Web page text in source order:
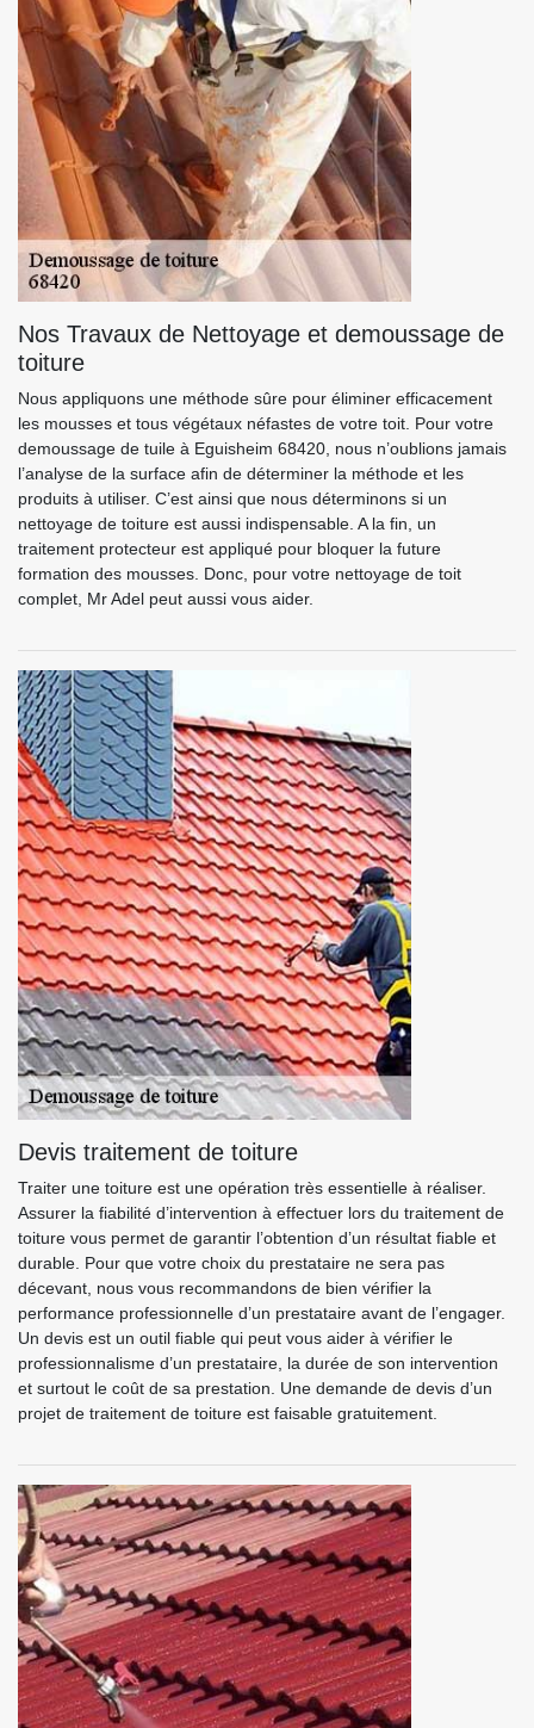
Nos Travaux de Nettoyage et demoussage de
toiture
Nous appliquons une méthode sûre pour éliminer efficacement
les mousses et tous végétaux néfastes de votre toit. Pour votre
demoussage de tuile à Eguisheim 68420, nous n’oublions jamais
l’analyse de la surface afin de déterminer la méthode et les
produits à utiliser. C’est ainsi que nous déterminons si un
nettoyage de toiture est aussi indispensable. A la fin, un
traitement protecteur est appliqué pour bloquer la future
formation des mousses. Donc, pour votre nettoyage de toit
complet, Mr Adel peut aussi vous aider.
Devis traitement de toiture
Traiter une toiture est une opération très essentielle à réaliser.
Assurer la fiabilité d’intervention à effectuer lors du traitement de
toiture vous permet de garantir l’obtention d’un résultat fiable et
durable. Pour que votre choix du prestataire ne sera pas
décevant, nous vous recommandons de bien vérifier la
performance professionnelle d’un prestataire avant de l’engager.
Un devis est un outil fiable qui peut vous aider à vérifier le
professionnalisme d’un prestataire, la durée de son intervention
et surtout le coût de sa prestation. Une demande de devis d’un
projet de traitement de toiture est faisable gratuitement.